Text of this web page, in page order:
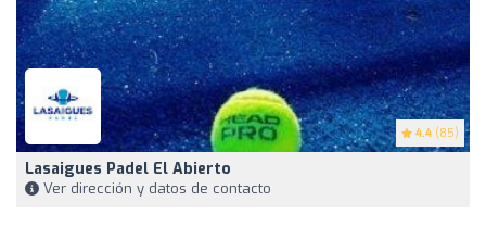
4.4 (85)
Lasaigues Padel El Abierto
Ver dirección y datos de contacto